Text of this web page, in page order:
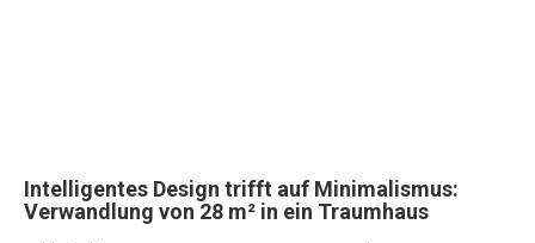
Intelligentes Design trifft auf Minimalismus:
Verwandlung von 28 m² in ein Traumhaus